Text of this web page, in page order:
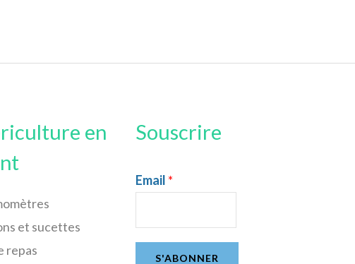
en
et sucettes
repas
Souscrire
Email *
S'ABONNER